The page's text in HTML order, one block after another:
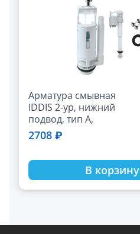
Арматура смывная
IDDIS 2-ур, нижний
подвод, тип А,
F012400-01K
2708 ₽
В корзину